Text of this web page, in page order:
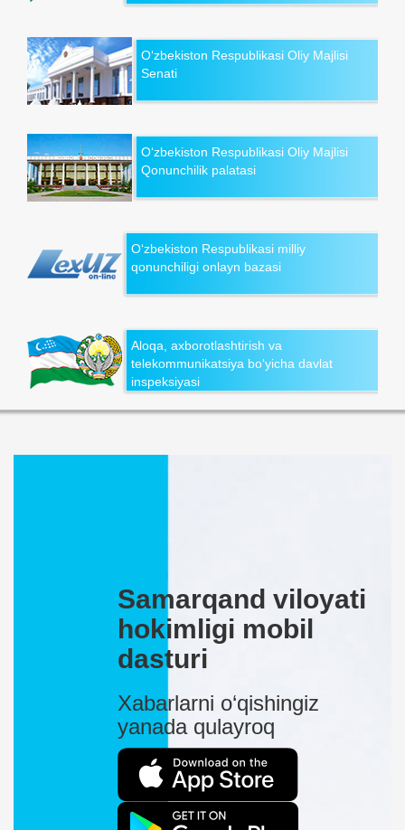
O‘zbekiston Respublikasi Oliy Majlisi
Senati
O‘zbekiston Respublikasi Oliy Majlisi
Qonunchilik palatasi
O‘zbekiston Respublikasi milliy
qonunchiligi onlayn bazasi
Aloqa, axborotlashtirish va
telekommunikatsiya bo‘yicha davlat
inspeksiyasi
Samarqand viloyati
hokimligi mobil
dasturi
Xabarlarni o‘qishingiz
yanada qulayroq